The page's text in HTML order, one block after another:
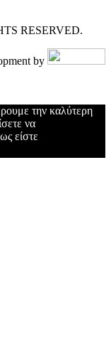
RESERVED.
by
την καλύτερη
να
είστε